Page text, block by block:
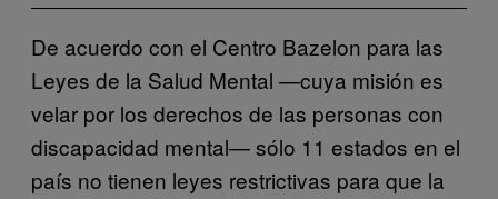
De acuerdo con el Centro Bazelon para las
Leyes de la Salud Mental —cuya misión es
velar por los derechos de las personas con
discapacidad mental— sólo 11 estados en el
país no tienen leyes restrictivas para que la